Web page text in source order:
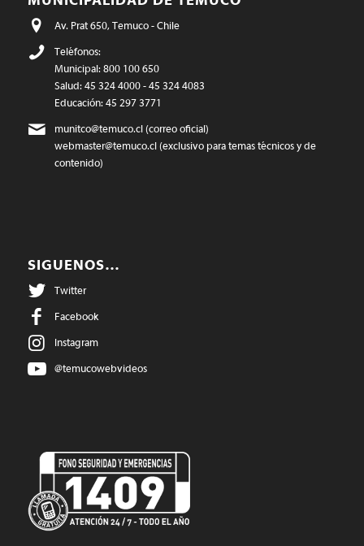
Av. Prat 650, Temuco - Chile
Teléfonos:
Municipal: 800 100 650
Salud: 45 324 4000 - 45 324 4083
Educación: 45 297 3771
munitco@temuco.cl(correo oficial)
webmaster@temuco.cl(exclusivo para temas técnicos y de
contenido)
SIGUENOS…
Twitter
Facebook
Instagram
@temucowebvideos